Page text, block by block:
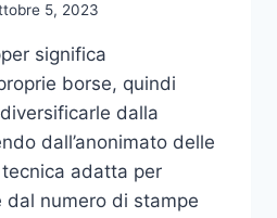
5, 2023
significa
borse, quindi
dalla
dall’anonimato delle
adatta per
dal numero di stampe